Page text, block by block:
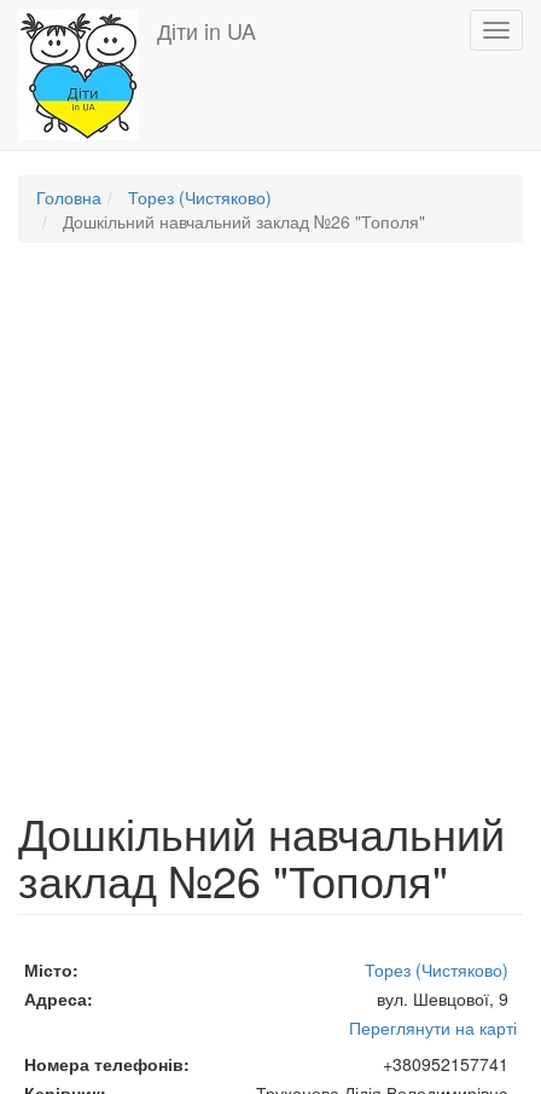
Перейти
основного
вмісту
Діти in UA
Головна
Торез (Чистяково)
Дошкільний навчальний заклад №26 "Тополя"
Дошкільний навчальний
заклад №26 "Тополя"
Місто
Торез (Чистяково)
Адреса
вул. Шевцової, 9
Переглянути на карті
Номера телефонів
+380952157741